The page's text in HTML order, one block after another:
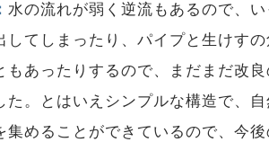
水の流れが弱く逆流もあるので、
してしまったり、パイプと生けす
もあったりするので、まだまだ改
た。とはいえシンプルな構造で、
集めることができているので、今